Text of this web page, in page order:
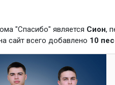
"Спасибо" является Сион,
сайт всего добавлено 10